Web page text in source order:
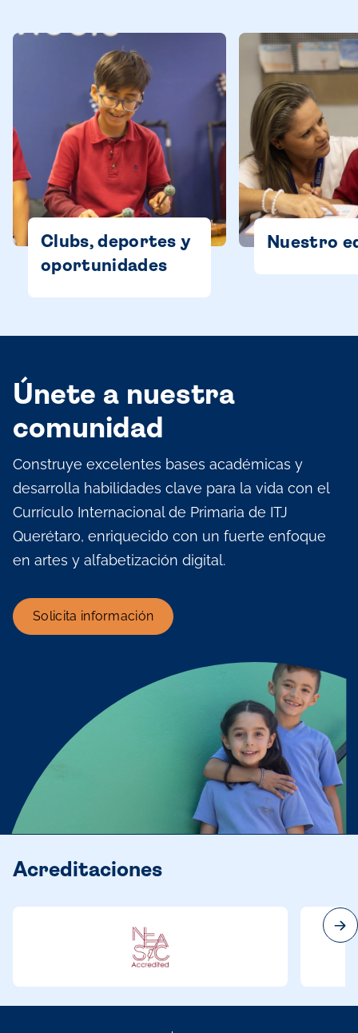
Clubs, deportes y
oportunidades
Nuestro
Únete a nuestra
comunidad
Construye excelentes bases académicas y
desarrolla habilidades clave para la vida con el
Currículo Internacional de Primaria de ITJ
Querétaro, enriquecido con un fuerte enfoque
en artes y alfabetización digital.
Solicita información
Acreditaciones